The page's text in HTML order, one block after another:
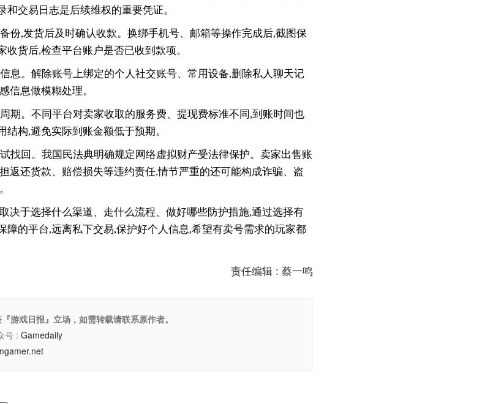
交易日志是后续维权的重要凭证。
份,发货后及时确认收款。换绑手机号、邮箱等操作完成后,截图保
货后,检查平台账户是否已收到款项。
息。解除账号上绑定的个人社交账号、常用设备,删除私人聊天记
信息做模糊处理。
期。不同平台对卖家收取的服务费、提现费标准不同,到账时间也
构,避免实际到账金额低于预期。
找回。我国民法典明确规定网络虚拟财产受法律保护。卖家出售账
返还货款、赔偿损失等违约责任,情节严重的还可能构成诈骗、盗
决于选择什么渠道、走什么流程、做好哪些防护措施,通过选择有
障的平台,远离私下交易,保护好个人信息,希望有卖号需求的玩家都
责任编辑 : 蔡一鸣
游戏日报』立场，如需转载请联系原作者。
号 : Gamedaily